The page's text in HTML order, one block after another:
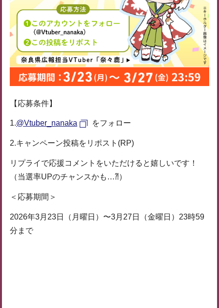
【応募条件】
1.@Vtuber_nanaka をフォロー
2.キャンペーン投稿をリポスト(RP)
リプライで応援コメントをいただけると嬉しいです！
（当選率UPのチャンスかも…⁈）
＜応募期間＞
2026年3月23日（月曜日）〜3月27日（金曜日）23時59
分まで